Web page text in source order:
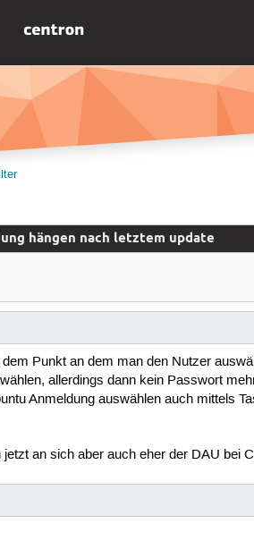
hängen nach letztem update
Punkt an dem man den Nutzer
allerdings dann kein Passwort
Anmeldung auswählen auch mittels
an sich aber auch eher der DAU bei